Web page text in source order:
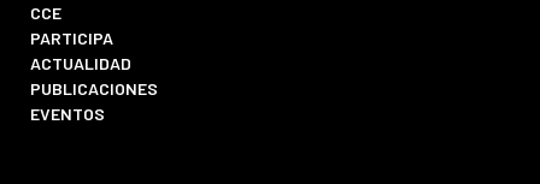
CCE
PARTICIPA
ACTUALIDAD
PUBLICACIONES
EVENTOS